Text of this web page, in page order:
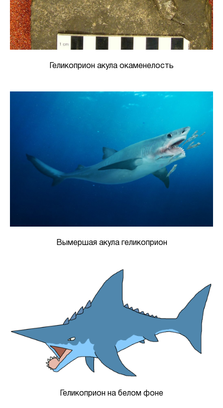
Геликоприон акула окаменелость
Вымершая акула геликоприон
Геликоприон на белом фоне